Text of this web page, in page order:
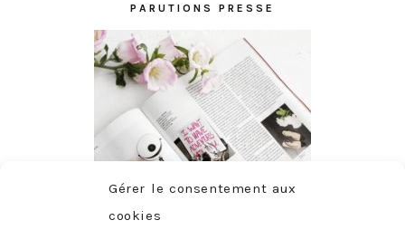
Gérer le consentement aux
cookies
PARUTIONS PRESSE